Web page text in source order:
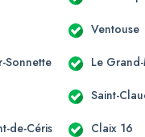
Ventouse
Sonnette Le
Saint-
de-Céris Claix 16